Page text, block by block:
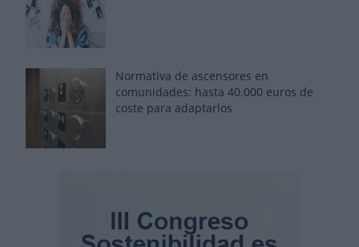
Normativa de ascensores en
comunidades: hasta 40.000 euros de
coste para adaptarlos